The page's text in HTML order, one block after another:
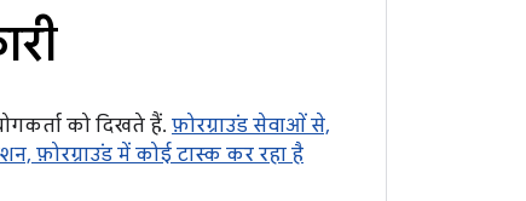
को दिखते हैं. फ़ोरग्राउंड सेवाओं से,
फ़ोरग्राउंड में कोई टास्क कर रहा है